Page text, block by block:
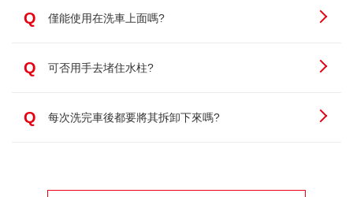
Q 僅能使用在洗車上面嗎?
Q 可否用手去堵住水柱?
Q 每次洗完車後都要將其拆卸下來嗎?